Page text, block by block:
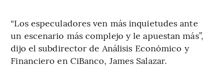
“Los especuladores ven más inquietudes ante
un escenario más complejo y le apuestan más”,
dijo el subdirector de Análisis Económico y
Financiero en CiBanco, James Salazar.